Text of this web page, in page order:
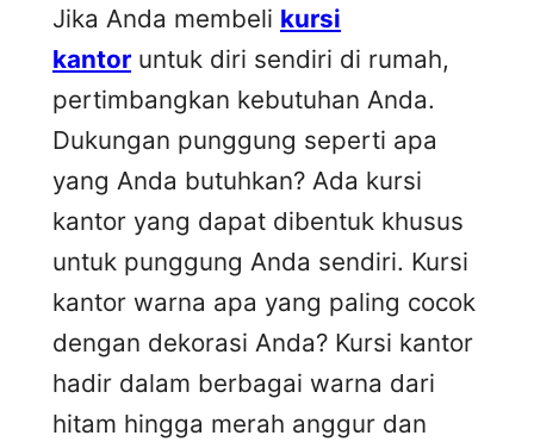
Jika Anda membeli kursi
kantor untuk diri sendiri di rumah,
pertimbangkan kebutuhan Anda.
Dukungan punggung seperti apa
yang Anda butuhkan? Ada kursi
kantor yang dapat dibentuk khusus
untuk punggung Anda sendiri. Kursi
kantor warna apa yang paling cocok
dengan dekorasi Anda? Kursi kantor
hadir dalam berbagai warna dari
hitam hingga merah anggur dan